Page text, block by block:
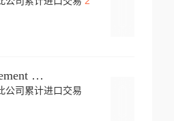
Knoebels Amusement Resort
公司累计进口交易